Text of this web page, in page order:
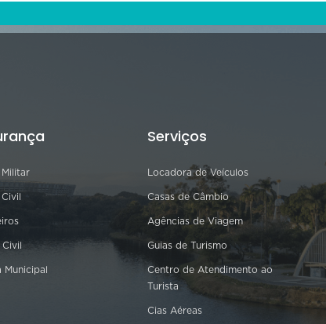
Militar
Civil
Municipal
Serviços
Locadora de Veículos
Casas de Câmbio
Agências de Viagem
Guias de Turismo
Centro de Atendimento ao
Turista
Cias Aéreas